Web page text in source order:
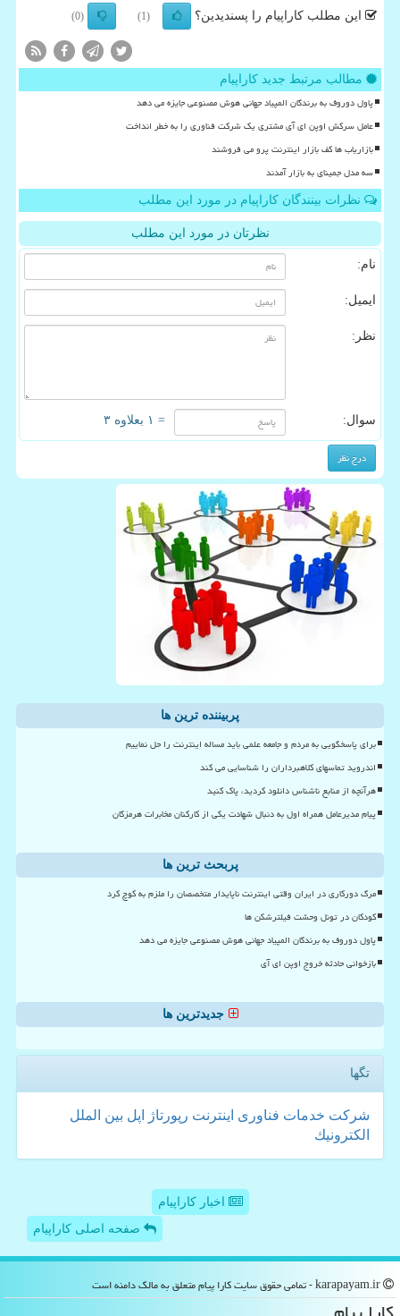
این مطلب کاراپیام را پسندیدین؟ (1)
(0)
مطالب مرتبط جدید کاراپیام
پاول دوروف به برندگان المپیاد جهانی هوش مصنوعی جایزه می دهد
عامل سرکش اوپن ای آی مشتری یک شرکت فناوری را به خطر انداخت
بازاریاب ها کف بازار اینترنت پرو می فروشند
سه مدل جمینای به بازار آمدند
نظرات بینندگان کاراپیام در مورد این مطلب
نظرتان در مورد این مطلب
نام:
ایمیل:
نظر:
سوال: = ۱ بعلاوه ۳
پربیننده ترین ها
برای پاسخگویی به مردم و جامعه علمی باید مساله اینترنت را حل نماییم
اندروید تماسهای کلاهبرداران را شناسایی می کند
هرآنچه از منابع ناشناس دانلود کردید، پاک کنید
پیام مدیرعامل همراه اول به دنبال شهادت یکی از کارکنان مخابرات هرمزگان
پربحث ترین ها
مرگ دورکاری در ایران وقتی اینترنت ناپایدار متخصصان را ملزم به کوچ کرد
کودکان در تونل وحشت فیلترشکن ها
پاول دوروف به برندگان المپیاد جهانی هوش مصنوعی جایزه می دهد
بازخوانی حادثه خروج اوپن ای آی
جدیدترین ها
تگها
شركت خدمات فناوری اینترنت رپورتاژ اپل بین الملل
الكترونیك
اخبار کاراپیام
صفحه اصلی کاراپیام